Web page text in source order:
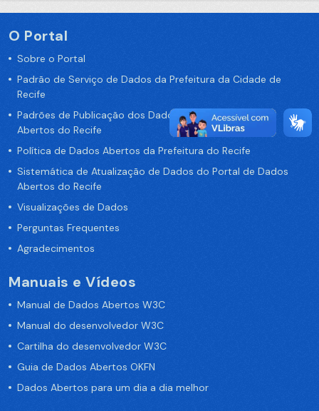
O Portal
Sobre o Portal
Padrão de Serviço de Dados da Prefeitura da Cidade de
Recife
Padrões de Publicação dos Dados no Portal de Dados
Abertos do Recife
Política de Dados Abertos da Prefeitura do Recife
Sistemática de Atualização de Dados do Portal de Dados
Abertos do Recife
Visualizações de Dados
Perguntas Frequentes
Agradecimentos
Manuais e Vídeos
Manual de Dados Abertos W3C
Manual do desenvolvedor W3C
Cartilha do desenvolvedor W3C
Guia de Dados Abertos OKFN
Dados Abertos para um dia a dia melhor